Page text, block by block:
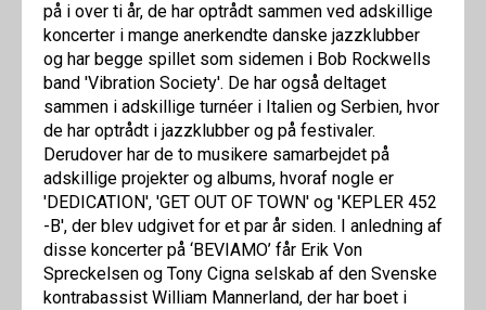
på i over ti år, de har optrådt sammen ved adskillige
koncerter i mange anerkendte danske jazzklubber
og har begge spillet som sidemen i Bob Rockwells
band 'Vibration Society'. De har også deltaget
sammen i adskillige turnéer i Italien og Serbien, hvor
de har optrådt i jazzklubber og på festivaler.
Derudover har de to musikere samarbejdet på
adskillige projekter og albums, hvoraf nogle er
'DEDICATION', 'GET OUT OF TOWN' og 'KEPLER 452
-B', der blev udgivet for et par år siden. I anledning af
disse koncerter på ‘BEVIAMO’ får Erik Von
Spreckelsen og Tony Cigna selskab af den Svenske
kontrabassist William Mannerland, der har boet i